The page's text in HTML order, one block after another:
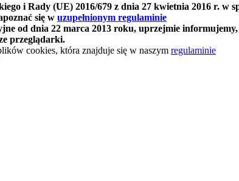
i Rady (UE) 2016/679 z dnia 27 kwietnia 2016 r.
się w uzupełnionym regulaminie
od dnia 22 marca 2013 roku, uprzejmie
przeglądarki.
cookies, która znajduje się w naszym regulaminie